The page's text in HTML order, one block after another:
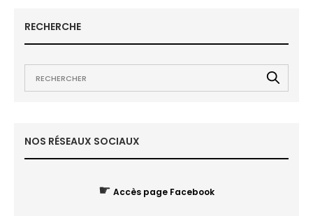
RECHERCHE
NOS RÉSEAUX SOCIAUX
☛ Accès page Facebook